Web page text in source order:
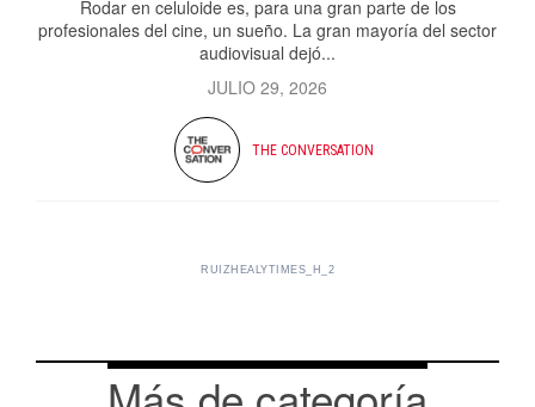
Rodar en celuloide es, para una gran parte de los
profesionales del cine, un sueño. La gran mayoría del sector
audiovisual dejó...
JULIO 29, 2026
THE CONVERSATION
RUIZHEALYTIMES_H_2